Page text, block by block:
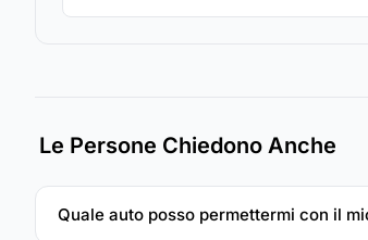
Le Persone Chiedono Anche
Quale auto posso permettermi con il